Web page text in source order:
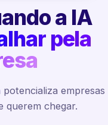
a IA
pela
empresas
querem chegar.